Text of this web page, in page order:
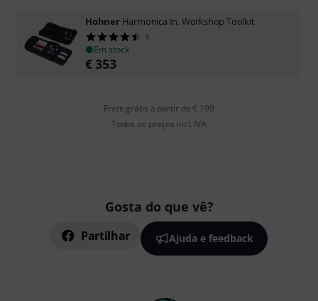
Hohner Harmonica In. Workshop Toolkit
4
Em stock
€ 353
Frete grátis a partir de € 199
Todos os preços incl. IVA
Gosta do que vê?
Partilhar Ajuda e feedback